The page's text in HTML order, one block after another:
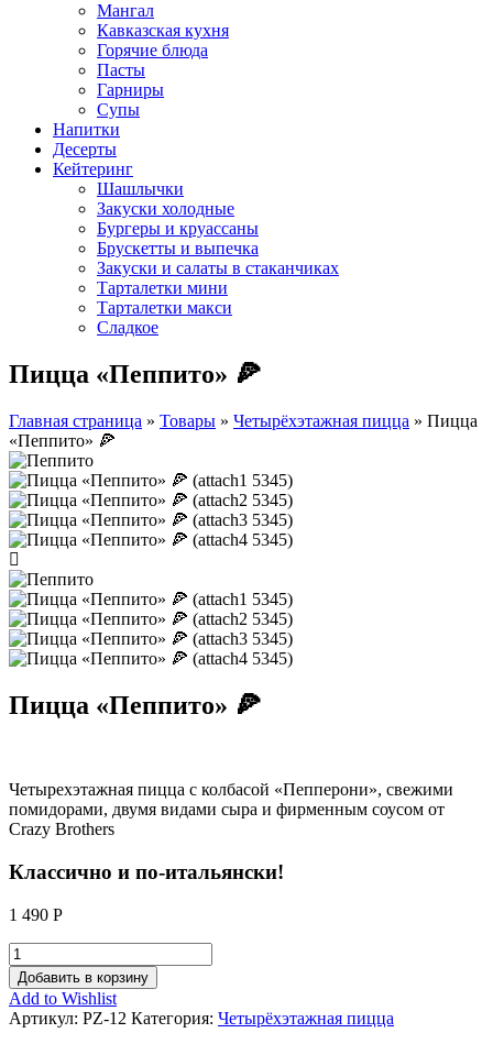
Мангал
Кавказская кухня
Горячие блюда
Пасты
Гарниры
Супы
Напитки
Десерты
Кейтеринг
Шашлычки
Закуски холодные
Бургеры и круассаны
Брускетты и выпечка
Закуски и салаты в стаканчиках
Тарталетки мини
Тарталетки макси
Сладкое
Пицца «Пеппито» 🍕
Главная страница » Товары » Четырёхэтажная пицца » Пицца
«Пеппито» 🍕
Пицца «Пеппито» 🍕
Четырехэтажная пицца с колбасой «Пепперони», свежими
помидорами, двумя видами сыра и фирменным соусом от
Crazy Brothers
Классично и по-итальянски!
1 490 Р
Добавить в корзину
Add to Wishlist
Артикул: PZ-12 Категория: Четырёхэтажная пицца